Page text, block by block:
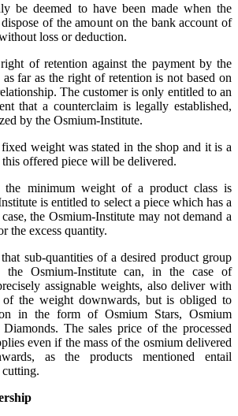
be deemed to have been made when the
of the amount on the bank account of
loss or deduction.
of retention against the payment by the
far as the right of retention is not based on
The customer is only entitled to an
that a counterclaim is legally established,
by the Osmium-Institute.
weight was stated in the shop and it is a
offered piece will be delivered.
minimum weight of a product class is
is entitled to select a piece which has a
the Osmium-Institute may not demand a
the excess quantity.
sub-quantities of a desired product group
the Osmium-Institute can, in the case of
assignable weights, also deliver with
the weight downwards, but is obliged to
in the form of Osmium Stars, Osmium
The sales price of the processed
even if the mass of the osmium delivered
as the products mentioned entail